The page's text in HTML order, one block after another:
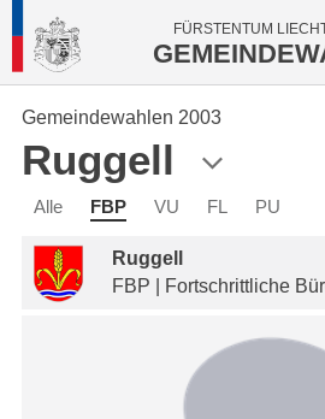
FÜRSTENTUM
Gemeindewahlen 2003
Ruggell
Alle FBP VU FL PU
Ruggell
FBP | Fortschrittliche